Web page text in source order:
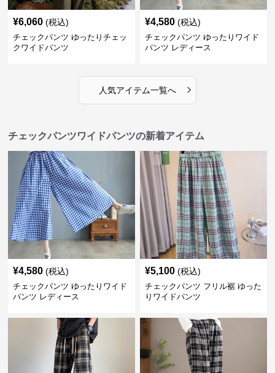
¥6,060 (税込)
チェックパンツ ゆったりチェッ
クワイドパンツ
¥4,580 (税込)
チェックパンツ ゆったりワイド
パンツ レディース
人気アイテム一覧へ ›
チェックパンツワイドパンツの新着アイテム
¥4,580 (税込)
チェックパンツ ゆったりワイド
パンツ レディース
¥5,100 (税込)
チェックパンツ フリル裾 ゆった
りワイドパンツ